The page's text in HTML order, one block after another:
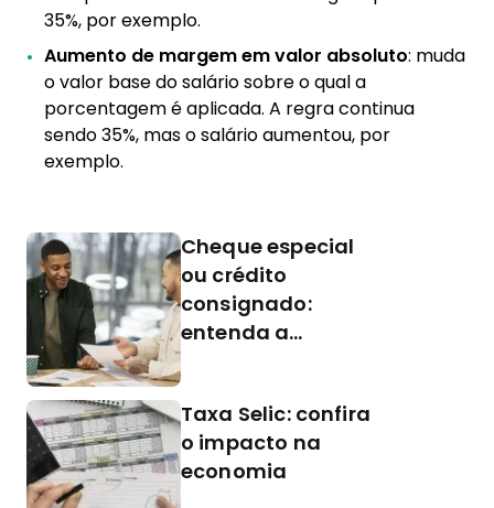
35%, por exemplo.
Aumento de margem em valor absoluto: muda
o valor base do salário sobre o qual a
porcentagem é aplicada. A regra continua
sendo 35%, mas o salário aumentou, por
exemplo.
Cheque especial
ou crédito
consignado:
entenda a
Taxa Selic: confira
o impacto na
economia